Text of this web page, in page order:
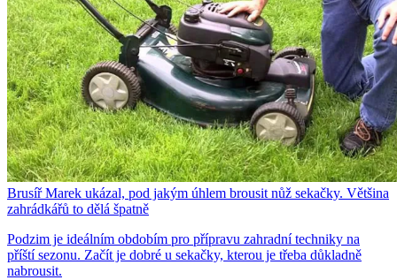
Brusíř Marek ukázal, pod jakým úhlem brousit nůž sekačky. Většina
zahrádkářů to dělá špatně
Podzim je ideálním obdobím pro přípravu zahradní techniky na
příští sezonu. Začít je dobré u sekačky, kterou je třeba důkladně
nabrousit.